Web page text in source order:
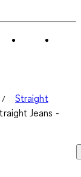
Straight
Jeans -